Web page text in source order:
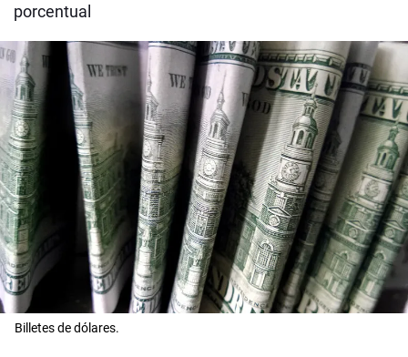
porcentual
Billetes de dólares.